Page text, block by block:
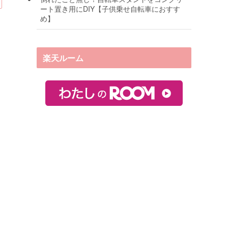
ート置き用にDIY【子供乗せ自転車におすす
め】
楽天ルーム